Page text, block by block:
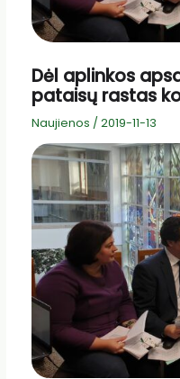
Dėl aplinkos
pataisų rastas
Naujienos / 2019-11-13